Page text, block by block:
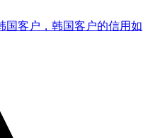
国客户，韩国客户的信用如